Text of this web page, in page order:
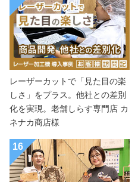
レーザーカットで「見た目の楽
しさ」をプラス。他社との差別
化を実現。老舗しらす専門店 カ
ネナカ商店様
16